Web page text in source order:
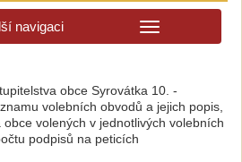
navigaci
obce Syrovátka 10. -
volebních obvodů a jejich popis,
volených v jednotlivých volebních
podpisů na peticích